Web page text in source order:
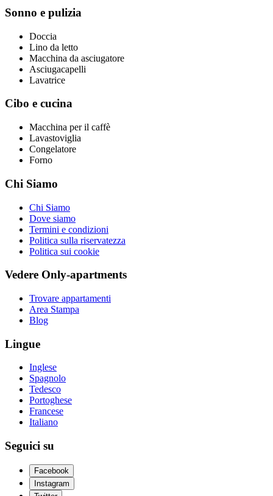
Sonno e pulizia
Doccia
Lino da letto
Macchina da asciugatore
Asciugacapelli
Lavatrice
Cibo e cucina
Macchina per il caffè
Lavastoviglia
Congelatore
Forno
Chi Siamo
Chi Siamo
Dove siamo
Termini e condizioni
Politica sulla riservatezza
Politica sui cookie
Vedere Only-apartments
Trovare appartamenti
Area Stampa
Blog
Lingue
Inglese
Spagnolo
Tedesco
Portoghese
Francese
Italiano
Seguici su
Facebook
Instagram